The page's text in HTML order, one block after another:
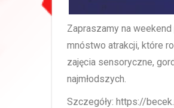
Zapraszamy na
mnóstwo atrakcji, które
zajęcia sensoryczne,
najmłodszych.
Szczegóły: https://